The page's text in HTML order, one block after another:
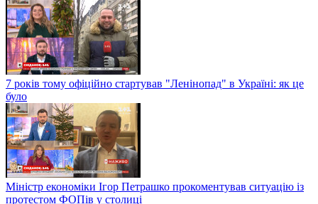
7 років тому офіційно стартував "Ленінопад" в Україні: як це
було
Міністр економіки Ігор Петрашко прокоментував ситуацію із
протестом ФОПів у столиці